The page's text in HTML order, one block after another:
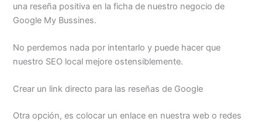
una reseña positiva en la ficha de nuestro negocio de
Google My Bussines.
No perdemos nada por intentarlo y puede hacer que
nuestro SEO local mejore ostensiblemente.
Crear un link directo para las reseñas de Google
Otra opción, es colocar un enlace en nuestra web o redes